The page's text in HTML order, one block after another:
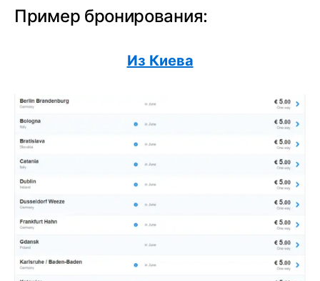
Пример бронирования:
Из Киева